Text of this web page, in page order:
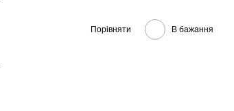
Порівняти В бажання